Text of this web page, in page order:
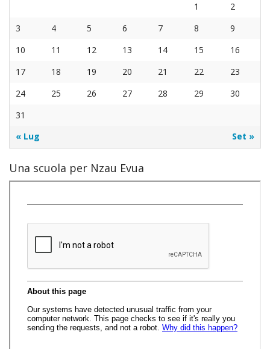
1
2
3
4 5 6 7 8
9
10
11 12 13 14 15
16
17
18 19 20 21 22
23
24
25 26 27 28 29
30
31
« Lug
Set »
Una scuola per Nzau Evua